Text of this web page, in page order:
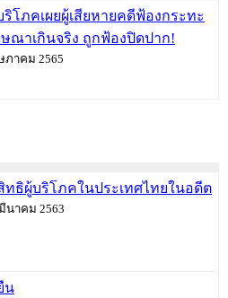
โภคเผยผู้เสียหายคดีฟ้องกระทะ
ณาเกินจริง ถูกฟ้องปิดปาก!
ภาคม 2565
ทธิผู้บริโภคในประเทศไทยในอดีต
นาคม 2563
น